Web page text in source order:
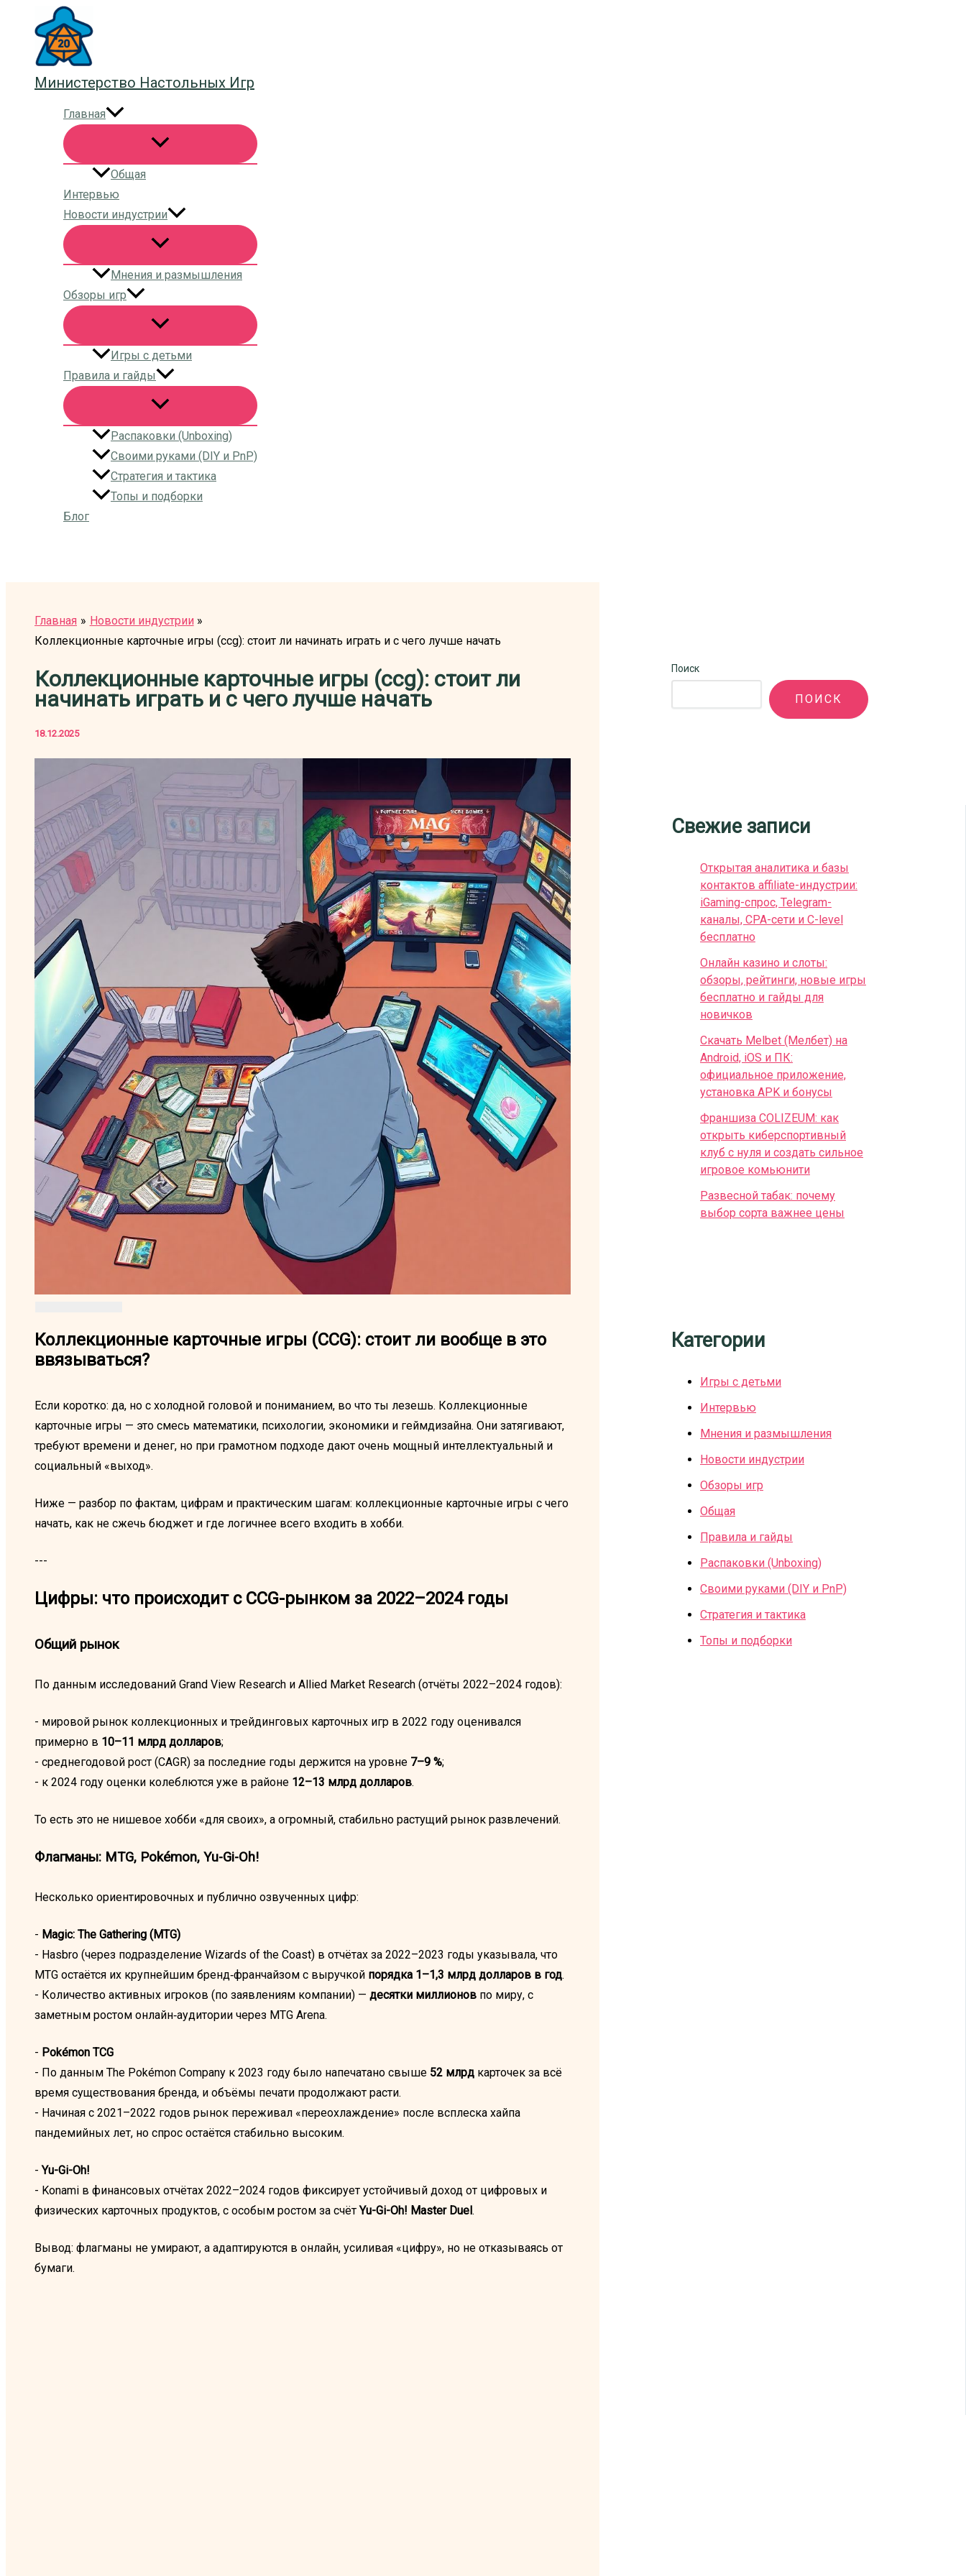
содержимому
Министерство Настольных Игр
Главная
Общая
Интервью
Новости индустрии
Мнения и размышления
Обзоры игр
Игры с детьми
Правила и гайды
Распаковки (Unboxing)
Своими руками (DIY и PnP)
Стратегия и тактика
Топы и подборки
Блог
Главная
Новости индустрии
Коллекционные карточные игры (ccg): стоит ли начинать играть и с чего лучше начать
Коллекционные карточные игры (ccg): стоит ли
начинать играть и с чего лучше начать
18.12.2025
Коллекционные карточные игры (CCG): стоит ли вообще в это
ввязываться?
Если коротко: да, но с холодной головой и пониманием, во что ты лезешь. Коллекционные
карточные игры — это смесь математики, психологии, экономики и геймдизайна. Они затягивают,
требуют времени и денег, но при грамотном подходе дают очень мощный интеллектуальный и
социальный «выход».
Ниже — разбор по фактам, цифрам и практическим шагам: коллекционные карточные игры с чего
начать, как не сжечь бюджет и где логичнее всего входить в хобби.
---
Цифры: что происходит с CCG-рынком за 2022–2024 годы
Общий рынок
По данным исследований Grand View Research и Allied Market Research (отчёты 2022–2024 годов):
- мировой рынок коллекционных и трейдинговых карточных игр в 2022 году оценивался
примерно в 10–11 млрд долларов;
- среднегодовой рост (CAGR) за последние годы держится на уровне 7–9 %;
- к 2024 году оценки колеблются уже в районе 12–13 млрд долларов.
То есть это не нишевое хобби «для своих», а огромный, стабильно растущий рынок развлечений.
Флагманы: MTG, Pokémon, Yu-Gi-Oh!
Несколько ориентировочных и публично озвученных цифр:
- Magic: The Gathering (MTG)
- Hasbro (через подразделение Wizards of the Coast) в отчётах за 2022–2023 годы указывала, что
MTG остаётся их крупнейшим бренд‑франчайзом с выручкой порядка 1–1,3 млрд долларов в год.
- Количество активных игроков (по заявлениям компании) — десятки миллионов по миру, с
заметным ростом онлайн‑аудитории через MTG Arena.
- Pokémon TCG
- По данным The Pokémon Company к 2023 году было напечатано свыше 52 млрд карточек за всё
время существования бренда, и объёмы печати продолжают расти.
- Начиная с 2021–2022 годов рынок переживал «переохлаждение» после всплеска хайпа
пандемийных лет, но спрос остаётся стабильно высоким.
- Yu-Gi-Oh!
- Konami в финансовых отчётах 2022–2024 годов фиксирует устойчивый доход от цифровых и
физических карточных продуктов, с особым ростом за счёт Yu-Gi-Oh! Master Duel .
Вывод: флагманы не умирают, а адаптируются в онлайн, усиливая «цифру», но не отказываясь от
бумаги.
Поиск
ПОИСК
Свежие записи
Открытая аналитика и базы
контактов affiliate-индустрии:
iGaming-спрос, Telegram-
каналы, CPA-сети и C-level
бесплатно
Онлайн казино и слоты:
обзоры, рейтинги, новые игры
бесплатно и гайды для
новичков
Скачать Melbet (Мелбет) на
Android, iOS и ПК:
официальное приложение,
установка APK и бонусы
Франшиза COLIZEUM: как
открыть киберспортивный
клуб с нуля и создать сильное
игровое комьюнити
Развесной табак: почему
выбор сорта важнее цены
Категории
Игры с детьми
Интервью
Мнения и размышления
Новости индустрии
Обзоры игр
Общая
Правила и гайды
Распаковки (Unboxing)
Своими руками (DIY и PnP)
Стратегия и тактика
Топы и подборки